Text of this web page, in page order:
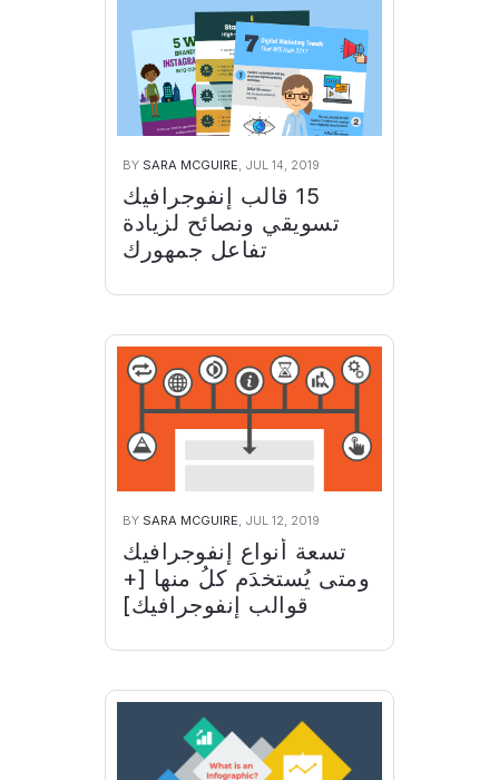
BY SARA MCGUIRE, JUL 14, 2019
15 قالب إنفوجرافيك
تسويقي ونصائح لزيادة
تفاعل جمهورك
BY SARA MCGUIRE, JUL 12, 2019
تسعة أنواع إنفوجرافيك
ومتى يُستخدَم كلُ منها [+
قوالب إنفوجرافيك]